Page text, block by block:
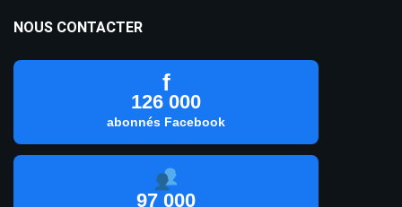
NOUS CONTACTER
f
126 000
abonnés Facebook
97 000